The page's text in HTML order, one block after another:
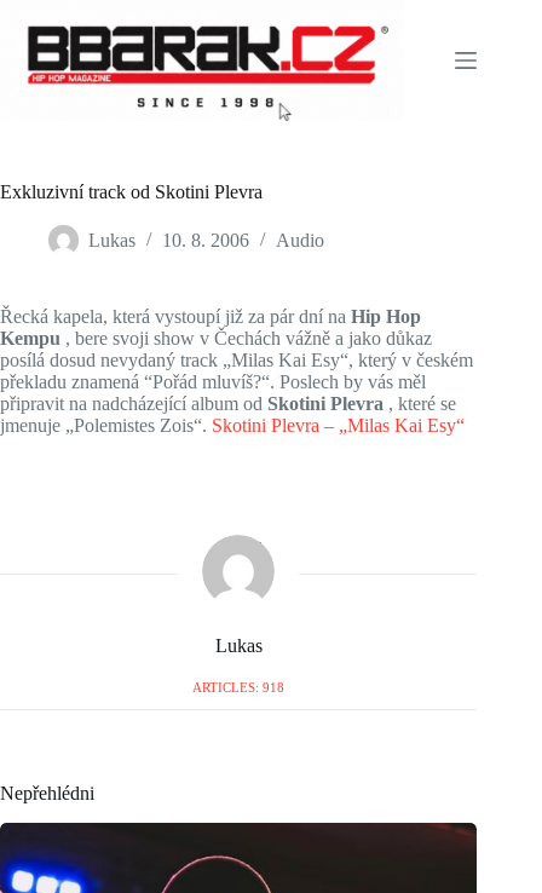
content
Exkluzivní track od Skotini Plevra
Lukas 10. 8. 2006 Audio
Řecká kapela, která vystoupí již za pár dní na Hip Hop
Kempu , bere svoji show v Čechách vážně a jako důkaz
posílá dosud nevydaný track „Milas Kai Esy“, který v českém
překladu znamená “Pořád mluvíš?“. Poslech by vás měl
připravit na nadcházející album od Skotini Plevra , které se
jmenuje „Polemistes Zois“. Skotini Plevra – „Milas Kai Esy“
Lukas
ARTICLES: 918
Nepřehlédni